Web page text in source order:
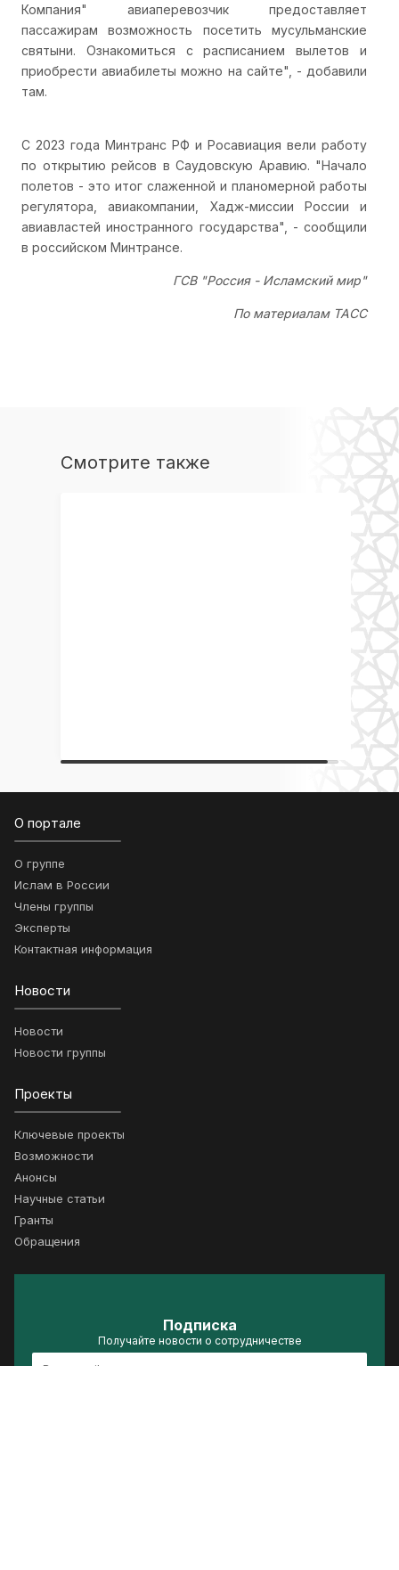
Компания" авиаперевозчик предоставляет
пассажирам возможность посетить мусульманские
святыни. Ознакомиться с расписанием вылетов и
приобрести авиабилеты можно на сайте", - добавили
там.
С 2023 года Минтранс РФ и Росавиация вели работу
по открытию рейсов в Саудовскую Аравию. "Начало
полетов - это итог слаженной и планомерной работы
регулятора, авиакомпании, Хадж-миссии России и
авиавластей иностранного государства", - сообщили
в российском Минтрансе.
ГСВ "Россия - Исламский мир"
По материалам ТАСС
Смотрите также
О портале
О группе
Ислам в России
Члены группы
Эксперты
Контактная информация
Новости
Новости
Новости группы
Проекты
Ключевые проекты
Возможности
Анонсы
Научные статьи
Гранты
Обращения
Подписка
Получайте новости о сотрудничестве